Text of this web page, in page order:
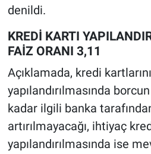
denildi.
KREDİ KARTI
FAİZ ORANI 3,11
Açıklamada, kredi
yapılandırılmasında
kadar ilgili banka
artırılmayacağı, ihtiyaç
yapılandırılmasında ise